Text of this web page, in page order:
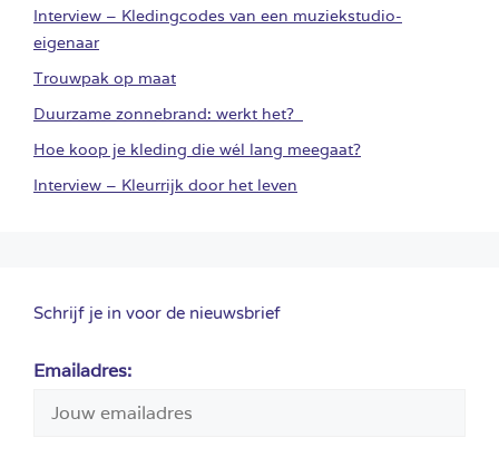
Interview – Kledingcodes van een muziekstudio-
eigenaar
Trouwpak op maat
Duurzame zonnebrand: werkt het?
Hoe koop je kleding die wél lang meegaat?
Interview – Kleurrijk door het leven
Schrijf je in voor de nieuwsbrief
Emailadres: